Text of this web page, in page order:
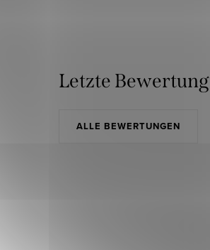
Letzte Bewertung
ALLE BEWERTUNGEN